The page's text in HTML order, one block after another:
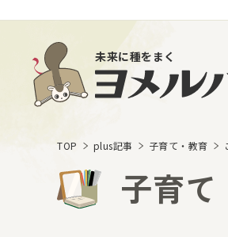
未来に種をまく
TOP plus記事 子育て・教育
子育